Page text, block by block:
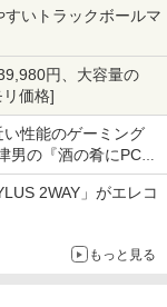
いトラックボールマ
円、大容量の
リ価格]
性能のゲーミング
男の『酒の肴にPCゲ
2WAY」がエレコ
もっと見る